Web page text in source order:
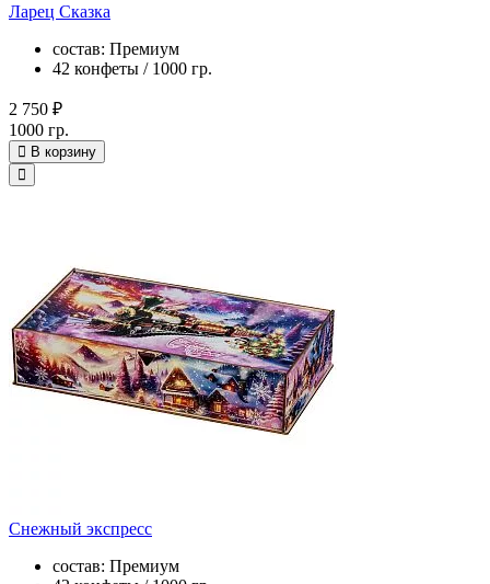
Ларец Сказка
состав: Премиум
42 конфеты / 1000 гр.
2 750 ₽
1000 гр.
В корзину
Снежный экспресс
состав: Премиум